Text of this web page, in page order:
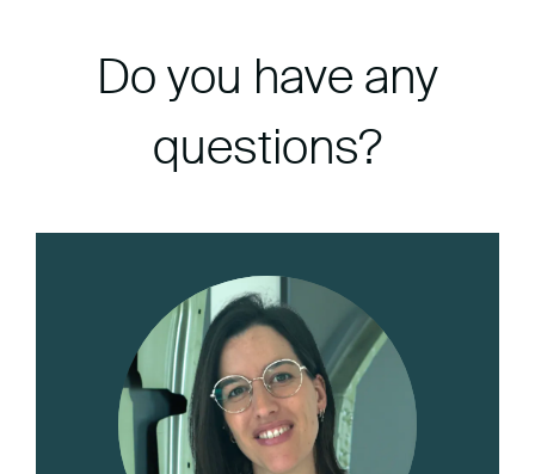
Do you have any
questions?